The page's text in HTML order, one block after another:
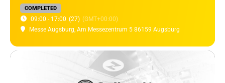
COMPLETED
09:00 - 17:00 (27) (GMT+00:00)
Messe Augsburg, Am Messezentrum 5 86159 Augsburg